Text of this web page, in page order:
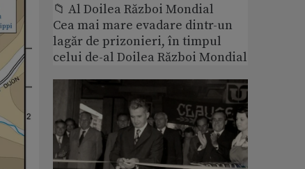
📁 Al Doilea Război Mondial
Cea mai mare evadare dintr-un
lagăr de prizonieri, în timpul
celui de-al Doilea Război Mondial